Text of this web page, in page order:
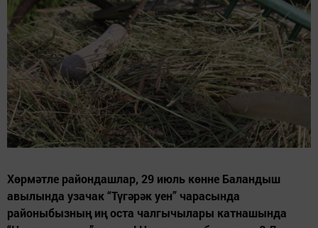
Хөрмәтле райондашлар, 29 июль көнне Баландыш
авылында узачак “Түгәрәк уен” чарасында
районыбызның иң оста чалгычылары катнашында